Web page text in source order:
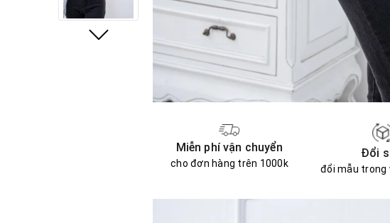
Miễn phí vận chuyển
cho đơn hàng trên 1000k
Đổi
đổi mẫu trong